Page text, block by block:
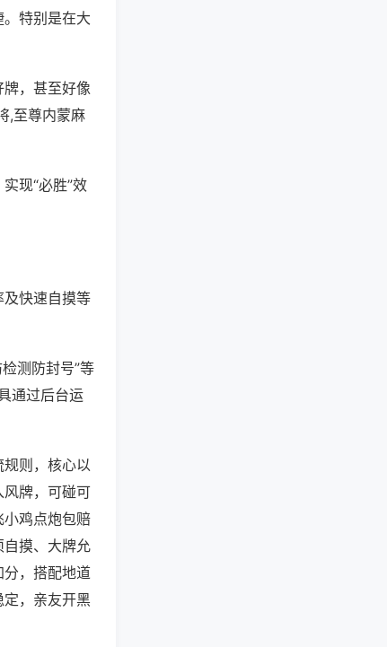
特别是在大
，甚至好像
,至尊内蒙麻
现“必胜”效
快速自摸等
测防封号”等
通过后台运
则，核心以
牌，可碰可
鸡点炮包赔
摸、大牌允
，搭配地道
，亲友开黑